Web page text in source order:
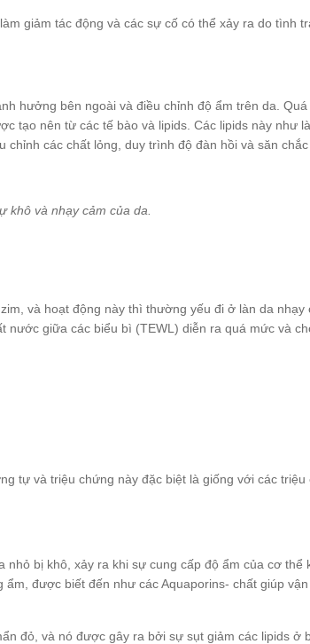
giảm tác động và các sự cố có thể xảy ra do tình
hưởng bên ngoài và điều chỉnh độ ẩm trên da.
tạo nên từ các tế bào và lipids. Các lipids này như là
chỉnh các chất lỏng, duy trình độ đàn hồi và săn chắc
khô và nhạy cảm của da.
và hoạt động này thì thường yếu đi ở làn da nhạy
giữa các biểu bì (TEWL) diễn ra quá mức và
tự và triệu chứng này đặc biệt là giống với các triệu
bị khô, xảy ra khi sự cung cấp độ ẩm của cơ thể
được biết đến như các Aquaporins- chất giúp vận
đỏ, và nó được gây ra bởi sự sụt giảm các lipids ở